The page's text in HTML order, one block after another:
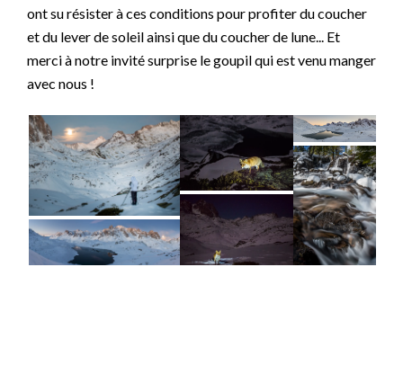
ont su résister à ces conditions pour profiter du coucher
et du lever de soleil ainsi que du coucher de lune... Et
merci à notre invité surprise le goupil qui est venu manger
avec nous !